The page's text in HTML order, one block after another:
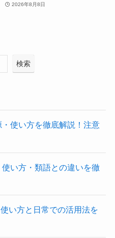
2026年8月8日
検索
使い方を徹底解説！注意
い方・類語との違いを徹
い方と日常での活用法を